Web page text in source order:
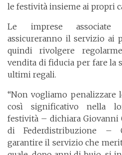
le festività insieme ai propri
Le imprese associate
assicureranno il servizio ai
quindi rivolgere
vendita di fiducia per fare la
ultimi regali.
“Non vogliamo
così significativo nella
festività – dichiara Giovanni
di Federdistribuzione –
garantire il servizio che